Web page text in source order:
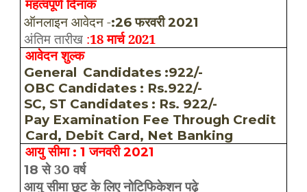
महत्वपूर्ण दिनांक
ऑनलाइन आवेदन -:26 फरवरी 2021
अंतिम तारीख :18 मार्च 2021
आवेदन शुल्क
General Candidates :922/-
OBC Candidates : Rs.922/-
SC, ST Candidates : Rs. 922/-
Pay Examination Fee Through Credit
Card, Debit Card, Net Banking
आयु सीमा: 1जनवरी2021
18से 30वर्ष
आयु सीमा छूट के लिए नोटिफिकेशन पढ़े